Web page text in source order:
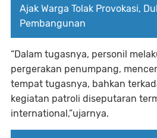
Ajak Warga Tolak Provokasi,
Pembangunan
“Dalam tugasnya, personil
pergerakan penumpang,
tempat tugasnya, bahkan
kegiatan patroli diseputaran
international,”ujarnya.